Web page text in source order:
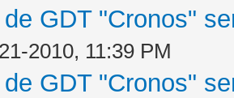
GDT "Cronos"
2010, 11:39 PM
GDT "Cronos"